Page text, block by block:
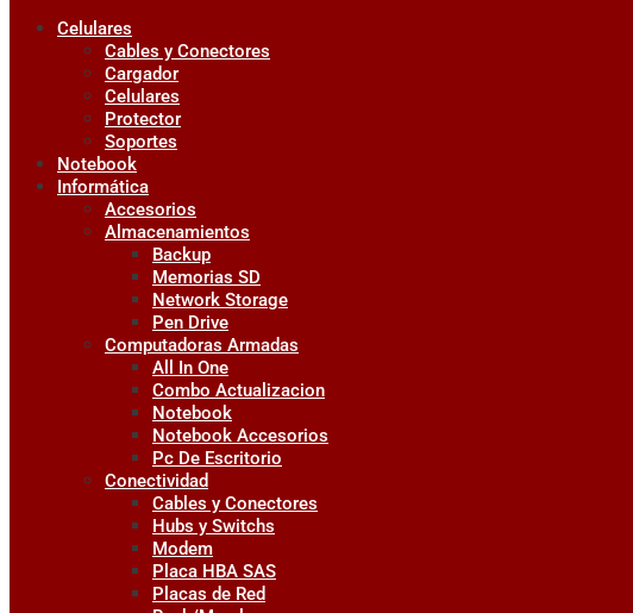
Celulares
Cables y Conectores
Cargador
Celulares
Protector
Soportes
Notebook
Informática
Accesorios
Almacenamientos
Backup
Memorias SD
Network Storage
Pen Drive
Computadoras Armadas
All In One
Combo Actualizacion
Notebook
Notebook Accesorios
Pc De Escritorio
Conectividad
Cables y Conectores
Hubs y Switchs
Modem
Placa HBA SAS
Placas de Red